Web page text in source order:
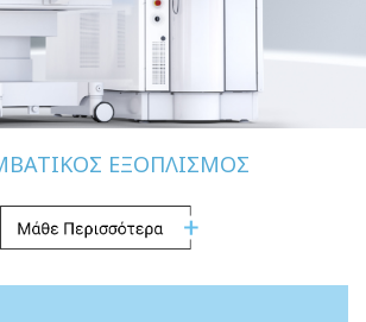
ΕΞΟΠΛΙΣΜΟΣ